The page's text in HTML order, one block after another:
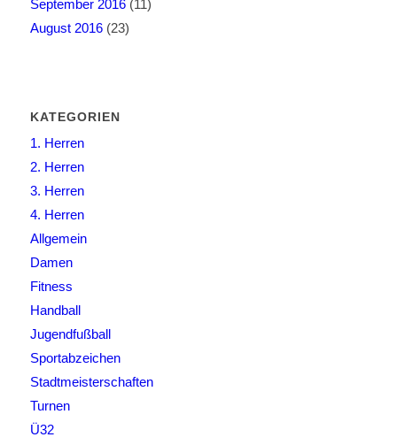
September 2016(11)
August 2016(23)
KATEGORIEN
1. Herren
2. Herren
3. Herren
4. Herren
Allgemein
Damen
Fitness
Handball
Jugendfußball
Sportabzeichen
Stadtmeisterschaften
Turnen
Ü32